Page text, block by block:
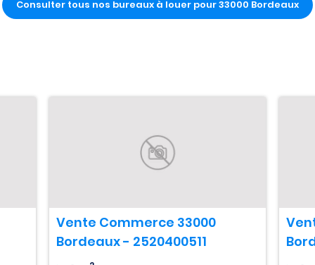
Consulter tous nos bureaux à louer pour 33000 Bordeaux
Vente Commerce 33000
Bordeaux - 2520400511